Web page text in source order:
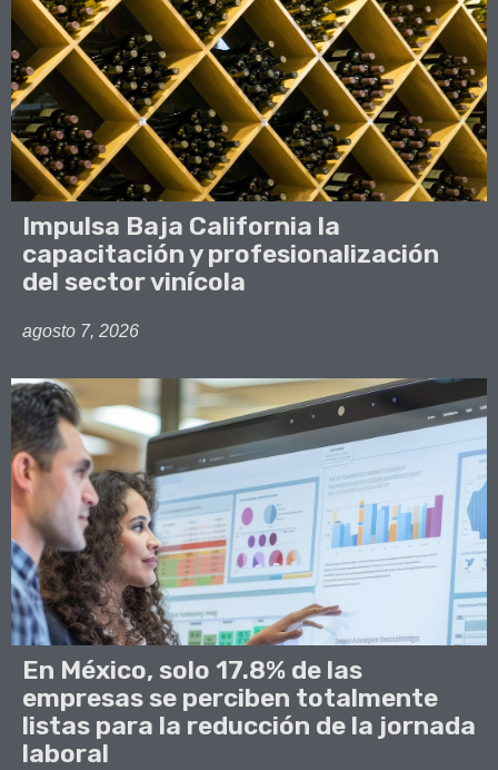
Impulsa Baja California la
capacitación y profesionalización
del sector vinícola
agosto 7, 2026
En México, solo 17.8% de las
empresas se perciben totalmente
listas para la reducción de la jornada
laboral